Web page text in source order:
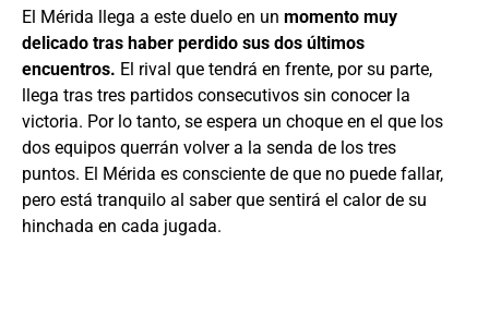
El Mérida llega a este duelo en un momento muy
delicado tras haber perdido sus dos últimos
encuentros. El rival que tendrá en frente, por su parte,
llega tras tres partidos consecutivos sin conocer la
victoria. Por lo tanto, se espera un choque en el que los
dos equipos querrán volver a la senda de los tres
puntos. El Mérida es consciente de que no puede fallar,
pero está tranquilo al saber que sentirá el calor de su
hinchada en cada jugada.